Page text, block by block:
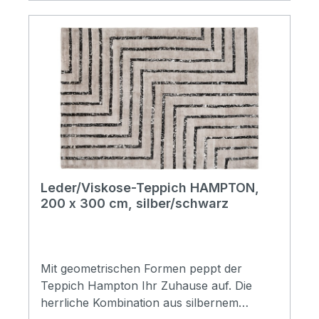
Leder/Viskose-Teppich HAMPTON,
200 x 300 cm, silber/schwarz
Mit geometrischen Formen peppt der
Teppich Hampton Ihr Zuhause auf. Die
herrliche Kombination aus silbernem